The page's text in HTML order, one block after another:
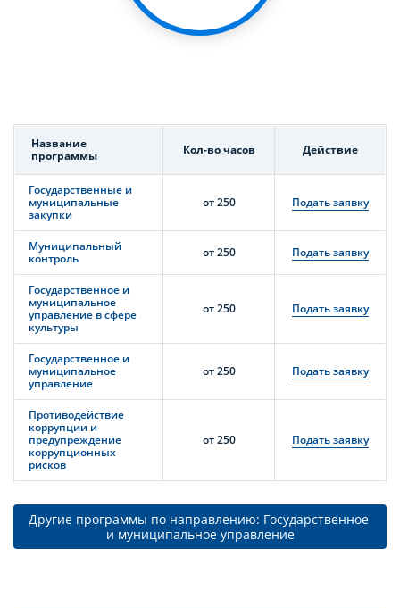
Название
программы
Кол-во часов Действие
Государственные и
муниципальные
закупки
от 250 Подать заявку
Муниципальный
контроль
от 250 Подать заявку
Государственное и
муниципальное
управление в сфере
культуры
от 250 Подать заявку
Государственное и
муниципальное
управление
от 250 Подать заявку
Противодействие
коррупции и
предупреждение
коррупционных
рисков
от 250 Подать заявку
Другие программы по направлению: Государственное
и муниципальное управление